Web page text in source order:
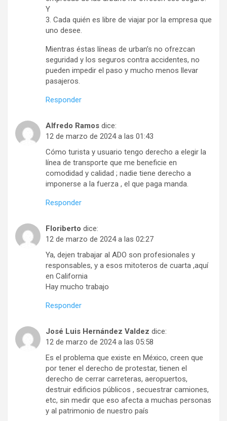
Y
3. Cada quién es libre de viajar por la empresa que
uno desee.
Mientras éstas líneas de urban’s no ofrezcan
seguridad y los seguros contra accidentes, no
pueden impedir el paso y mucho menos llevar
pasajeros.
Responder
Alfredo Ramos dice:
12 de marzo de 2024 a las 01:43
Cómo turista y usuario tengo derecho a elegir la
línea de transporte que me beneficie en
comodidad y calidad ; nadie tiene derecho a
imponerse a la fuerza , el que paga manda.
Responder
Floriberto dice:
12 de marzo de 2024 a las 02:27
Ya, dejen trabajar al ADO son profesionales y
responsables, y a esos mitoteros de cuarta ,aquí
en California
Hay mucho trabajo
Responder
José Luis Hernández Valdez dice:
12 de marzo de 2024 a las 05:58
Es el problema que existe en México, creen que
por tener el derecho de protestar, tienen el
derecho de cerrar carreteras, aeropuertos,
destruir edificios públicos , secuestrar camiones,
etc, sin medir que eso afecta a muchas personas
y al patrimonio de nuestro país